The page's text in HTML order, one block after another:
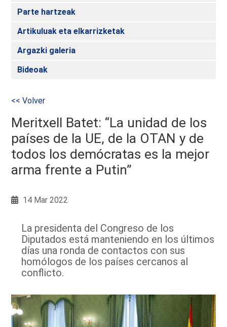
Parte hartzeak
Artikuluak eta elkarrizketak
Argazki galeria
Bideoak
<< Volver
Meritxell Batet: “La unidad de los
países de la UE, de la OTAN y de
todos los demócratas es la mejor
arma frente a Putin”
14 Mar 2022
La presidenta del Congreso de los
Diputados está manteniendo en los últimos
días una ronda de contactos con sus
homólogos de los países cercanos al
conflicto.